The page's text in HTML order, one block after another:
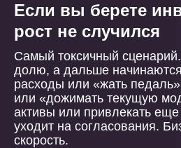
Если вы берете
рост не случился
Самый токсичный
долю, а дальше
расходы или «жать
или «дожимать текущую
активы или привлекать
уходит на согласования.
скорость.